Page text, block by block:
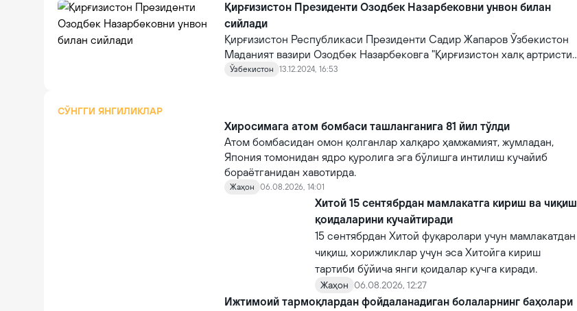
Қирғизистон Президенти Озодбек Назарбековни унвон билан
сийлади
Қирғизистон Республикаси Президенти Садир Жапаров Ўзбекистон
Маданият вазири Озодбек Назарбековга "Қирғизистон халқ артристи"
унвонини берди. Бу ҳақда "Vesti.kg" нашри хабар қилди.
Ўзбекистон 13.12.2024, 16:53
СЎНГГИ ЯНГИЛИКЛАР
Хиросимага атом бомбаси ташланганига 81 йил тўлди
Атом бомбасидан омон қолганлар халқаро ҳамжамият, жумладан,
Япония томонидан ядро қуролига эга бўлишга интилиш кучайиб
бораётганидан хавотирда.
Жаҳон 06.08.2026, 14:01
Хитой 15 сентябрдан мамлакатга кириш ва чиқиш
қоидаларини кучайтиради
15 сентябрдан Хитой фуқаролари учун мамлакатдан
чиқиш, хорижликлар учун эса Хитойга кириш
тартиби бўйича янги қоидалар кучга киради.
Жаҳон 06.08.2026, 12:27
Ижтимоий тармоқлардан фойдаланадиган болаларнинг баҳолари